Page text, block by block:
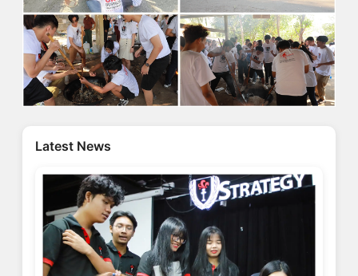
Latest News